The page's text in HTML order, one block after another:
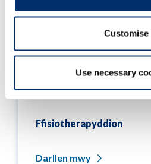
Customise
Use necessary
Ffisiotherapyddion
Darllen mwy